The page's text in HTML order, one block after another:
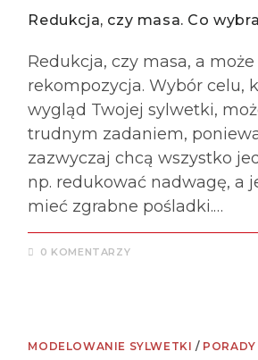
Redukcja, czy masa. Co
Redukcja, czy masa, a może
rekompozycja. Wybór celu,
wygląd Twojej sylwetki,
trudnym zadaniem,
zazwyczaj chcą wszystko
np. redukować nadwagę, a
mieć zgrabne pośladki.…
0 KOMENTARZY
MODELOWANIE SYLWETKI / PORADY